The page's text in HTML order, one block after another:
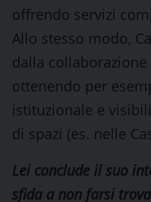
offrendo servizi
Allo stesso modo,
dalla
ottenendo per
istituzionale e
di spazi (es. nelle
Lei conclude il suo
sfida a non farsi